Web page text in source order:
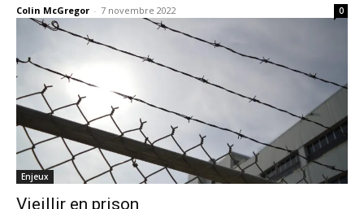
Colin McGregor - 7 novembre 2022 0
Enjeux
Vieillir en prison